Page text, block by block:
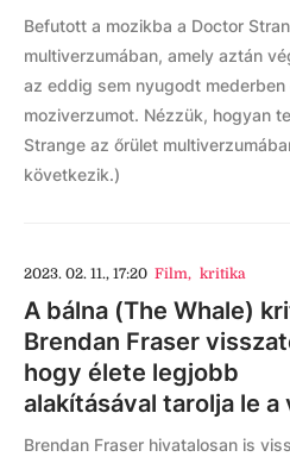
Befutott a mozikba a Doctor
multiverzumában, amely aztán
az eddig sem nyugodt
moziverzumot. Nézzük, hogyan
Strange az őrület
következik.)
2023. 02. 11., 17:20 Film, kritika
A bálna (The Whale)
Brendan Fraser
hogy élete legjobb
alakításával tarolja le a
Brendan Fraser hivatalosan is